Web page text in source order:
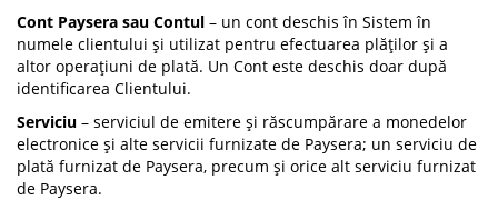
Cont Paysera sau Contul – un cont deschis în Sistem în
numele clientului și utilizat pentru efectuarea plăților și a
altor operațiuni de plată. Un Cont este deschis doar după
identificarea Clientului.
Serviciu – serviciul de emitere și răscumpărare a monedelor
electronice și alte servicii furnizate de Paysera; un serviciu de
plată furnizat de Paysera, precum și orice alt serviciu furnizat
de Paysera.